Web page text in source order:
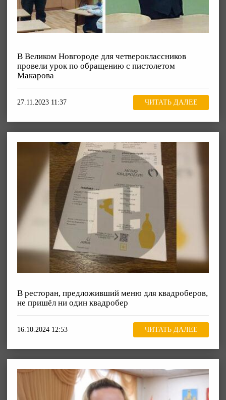
В Великом Новгороде для четвероклассников
провели урок по обращению с пистолетом
Макарова
27.11.2023 11:37 ЧИТАТЬ ДАЛЕЕ
В ресторан, предложивший меню для квадроберов,
не пришёл ни один квадробер
16.10.2024 12:53 ЧИТАТЬ ДАЛЕЕ